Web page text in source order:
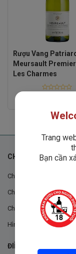
Rượu Vang
Meursault
Les Charmes
CHÍNH SÁCH
Chính sách chung
Chính sách đổi trả
Chính sách mua hàng
Hình thức thanh toán
ĐIỀU KHOẢN VÀ
Trang
Bạn cần